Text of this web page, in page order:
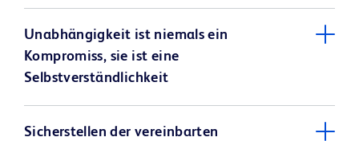
Unabhängigkeit ist niemals ein
Kompromiss, sie ist eine
Selbstverständlichkeit
Sicherstellen der vereinbarten